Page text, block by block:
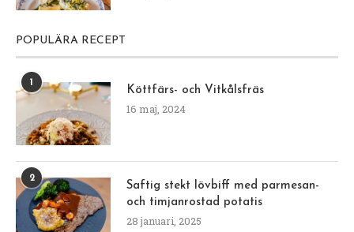
POPULÄRA RECEPT
1
Köttfärs- och Vitkålsfräs
16 maj, 2024
2
Saftig stekt lövbiff med parmesan-
och timjanrostad potatis
28 januari, 2025